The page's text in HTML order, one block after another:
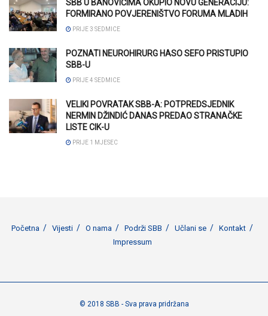
SBB U BANOVIĆIMA OKUPIO NOVU GENERACIJU:
FORMIRANO POVJERENIŠTVO FORUMA MLADIH
PRIJE 3 SEDMICE
POZNATI NEUROHIRURG HASO SEFO PRISTUPIO
SBB-U
PRIJE 4 SEDMICE
VELIKI POVRATAK SBB-A: POTPREDSJEDNIK
NERMIN DŽINDIĆ DANAS PREDAO STRANAČKE
LISTE CIK-U
PRIJE 1 MJESEC
Početna Vijesti O nama Podrži SBB Učlani se
Kontakt
Impressum
© 2018 SBB - Sva prava pridržana